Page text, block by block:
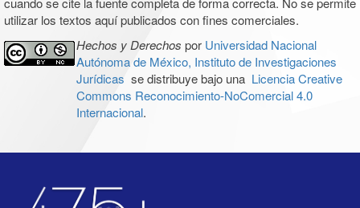
utilizar los textos aquí publicados con fines comerciales.
Hechos y Derechos por Universidad Nacional
Autónoma de México, Instituto de Investigaciones
Jurídicas se distribuye bajo una Licencia Creative
Commons Reconocimiento-NoComercial 4.0
Internacional.